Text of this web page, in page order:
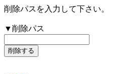
削除パスを入力して下さい。
▼削除パス